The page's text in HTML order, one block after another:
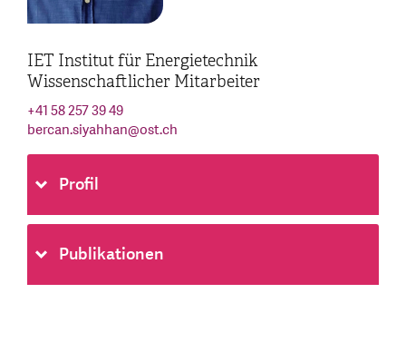
IET Institut für Energietechnik
Wissenschaftlicher Mitarbeiter
+41 58 257 39 49
bercan.siyahhan@ost.ch
Profil
Publikationen